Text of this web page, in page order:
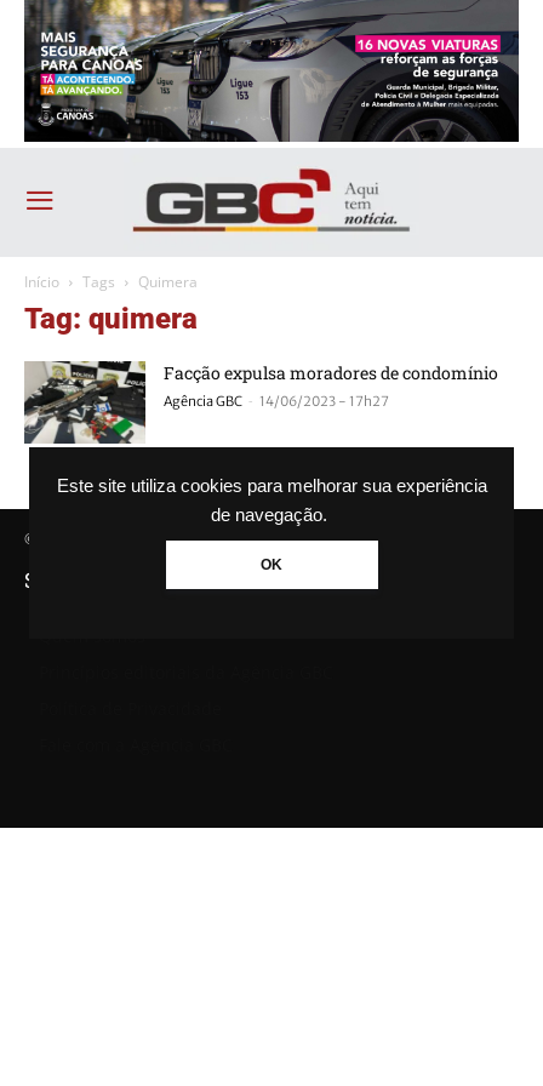
Este site utiliza cookies para melhorar sua experiência
de navegação.
OK
Início Tags Quimera
Tag: quimera
Facção expulsa moradores de condomínio
Agência GBC - 14/06/2023 - 17h27
© Agência GBC. Aqui tem notícia. Todos os direitos reservados.
SAIBA MAIS SOBRE A AGÊNCIA GBC